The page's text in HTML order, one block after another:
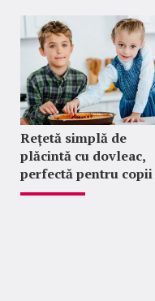
Rețetă simplă de
plăcintă cu dovleac,
perfectă pentru copii